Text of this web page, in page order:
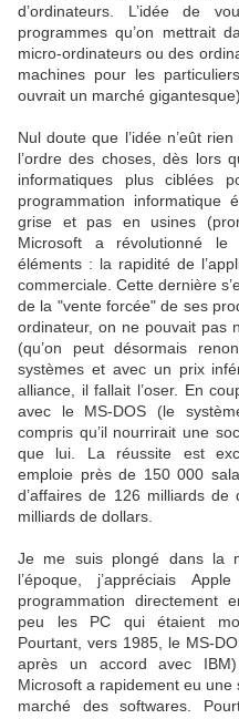
d’ordinateurs. L’idée de
programmes qu’on mettrait
micro-ordinateurs ou des
machines pour les
ouvrait un marché
Nul doute que l’idée n’eût
l’ordre des choses, dès lors
informatiques plus ciblées
programmation informatique
grise et pas en usines
Microsoft a révolutionné le
éléments : la rapidité de
commerciale. Cette dernière
de la "vente forcée" de ses
ordinateur, on ne pouvait pas
(qu’on peut désormais
systèmes et avec un prix
alliance, il fallait l’oser. En
avec le MS-DOS (le
compris qu’il nourrirait une
que lui. La réussite est
emploie près de 150 000
d’affaires de 126 milliards
milliards de dollars.
Je me suis plongé dans la
l’époque, j’appréciais
programmation directement
peu les PC qui étaient
Pourtant, vers 1985, le MS-
après un accord avec
Microsoft a rapidement eu
marché des softwares.